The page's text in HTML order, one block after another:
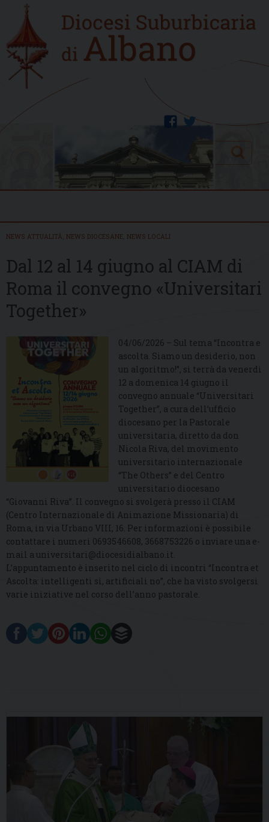
content
Home
new
twitter
facebook
Search
NEWS ATTUALITÀ NEWS DIOCESANE NEWS LOCALI
Dal 12 al 14 giugno al CIAM di
Roma il convegno «Universitari
Together»
04/06/2026 – Sul tema “Incontra e
ascolta. Siamo un desiderio, non
un algoritmo!”, si terrà da venerdì
12 a domenica 14 giugno il
convegno annuale “Universitari
Together”, a cura dell’ufficio
diocesano per la Pastorale
universitaria, diretto da don
Nicola Riva, del movimento
universitario internazionale
“The Others” e del Centro
universitario diocesano
“Giovanni Riva”. Il convegno si svolgerà presso il CIAM
(Centro Internazionale di Animazione Missionaria) di
Roma, in via Urbano VIII, 16. Per informazioni è possibile
contattare i numeri 0693546608, 3668753226 o inviare una e-
mail a universitari@diocesidialbano.it.
L’appuntamento è inserito nel ciclo di incontri “Incontra et
Ascolta: intelligenti sì, artificiali no”, che ha visto svolgersi
varie iniziative nel corso dell’anno pastorale.